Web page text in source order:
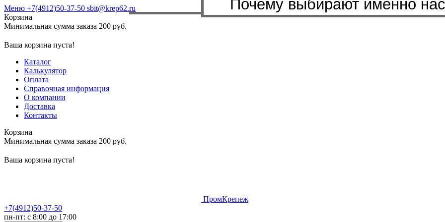
Меню +7(4912)50-37-50 sbit@krep62.ru
Корзина
Минимальная сумма заказа 200 руб.
Ваша корзина пуста!
Каталог
Калькулятор
Оплата
Справочная информация
О компании
Доставка
Контакты
Корзина
Минимальная сумма заказа 200 руб.
Ваша корзина пуста!
ПромКрепеж
+7(4912)50-37-50
пн-пт: с 8:00 до 17:00
Почему выбирают именно